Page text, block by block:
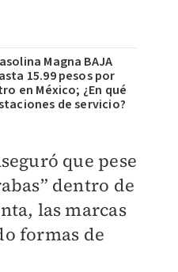
Magna BAJA
15.99 pesos por
en México; ¿En qué
de servicio?
que pese
dentro de
las marcas
formas de